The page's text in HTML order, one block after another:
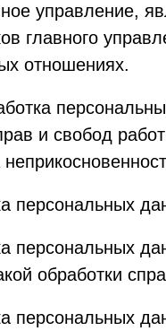
управление,
главного
отношениях.
и свобод
персональных
персональных
обработки
персональных